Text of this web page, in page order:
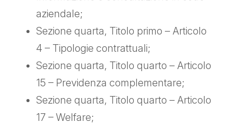
aziendale;
Sezione quarta, Titolo primo – Articolo
4 – Tipologie contrattuali;
Sezione quarta, Titolo quarto – Articolo
15 – Previdenza complementare;
Sezione quarta, Titolo quarto – Articolo
17 – Welfare;